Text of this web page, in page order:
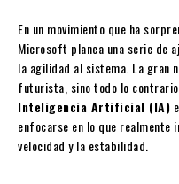
En un movimiento que ha
Microsoft planea una serie de
la agilidad al sistema. La gran
futurista, sino todo lo
Inteligencia Artificial (IA)
enfocarse en lo que realmente
velocidad y la estabilidad.